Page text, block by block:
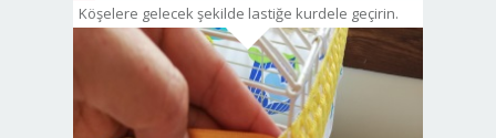
Köşelere gelecek şekilde lastiğe kurdele geçirin.